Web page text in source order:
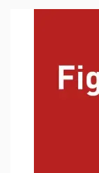
társadalmi